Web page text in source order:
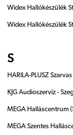
Widex Hallókészülék
Widex Hallókészülék
S
HARILA-PLUSZ Szarvas
KJG Audioszerviz -
MEGA Halláscentrum
MEGA Szentes